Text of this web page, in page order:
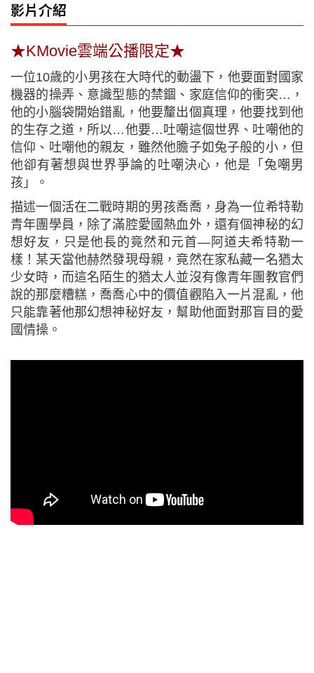
影片介紹
★KMovie雲端公播限定★
一位10歲的小男孩在大時代的動盪下，他要面對國家
機器的操弄、意識型態的禁錮、家庭信仰的衝突…，
他的小腦袋開始錯亂，他要釐出個真理，他要找到他
的生存之道，所以…他要…吐嘲這個世界、吐嘲他的
信仰、吐嘲他的親友，雖然他膽子如兔子般的小，但
他卻有著想與世界爭論的吐嘲決心，他是「兔嘲男
孩」。
描述一個活在二戰時期的男孩喬喬，身為一位希特勒
青年團學員，除了滿腔愛國熱血外，還有個神秘的幻
想好友，只是他長的竟然和元首—阿道夫希特勒一
樣！某天當他赫然發現母親，竟然在家私藏一名猶太
少女時，而這名陌生的猶太人並沒有像青年團教官們
說的那麼糟糕，喬喬心中的價值觀陷入一片混亂，他
只能靠著他那幻想神秘好友，幫助他面對那盲目的愛
國情操。